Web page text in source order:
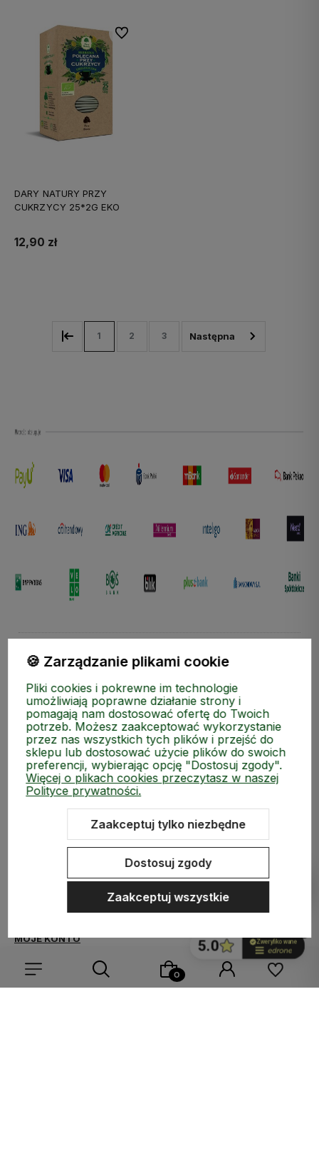
DARY NATURY PRZY
CUKRZYCY 25*2G EKO
12,90 zł
Do ulubionych
1 2 3
Zapisz się do naszego Newslettera i zgarnij kod
MEDIA SPOŁECZNOŚCIOWE
MOJE KONTO
INFORMACJE
🍪 Zarządzanie plikami cookie
Pliki cookies i pokrewne im technologie
umożliwiają poprawne działanie strony i
pomagają nam dostosować ofertę do Twoich
potrzeb. Możesz zaakceptować wykorzystanie
przez nas wszystkich tych plików i przejść do
sklepu lub dostosować użycie plików do swoich
preferencji, wybierając opcję "Dostosuj zgody".
Więcej o plikach cookies przeczytasz w naszej
Polityce prywatności.
Zaakceptuj tylko niezbędne
Dostosuj zgody
Zaakceptuj wszystkie